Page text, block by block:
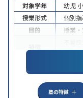
対象学年 幼児
授業形式
個別
目的
授業
不登
ライ
塾の特徴